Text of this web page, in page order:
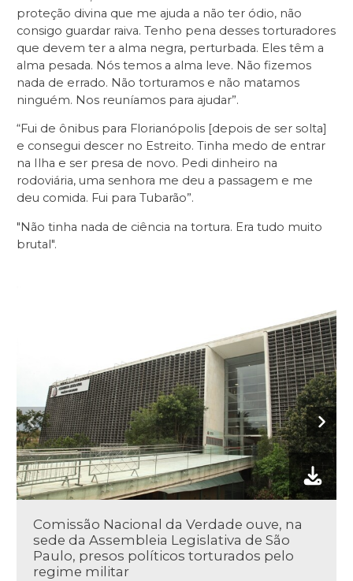
proteção divina que me ajuda a não ter ódio, não
consigo guardar raiva. Tenho pena desses torturadores
que devem ter a alma negra, perturbada. Eles têm a
alma pesada. Nós temos a alma leve. Não fizemos
nada de errado. Não torturamos e não matamos
ninguém. Nos reuníamos para ajudar”.
“Fui de ônibus para Florianópolis [depois de ser solta]
e consegui descer no Estreito. Tinha medo de entrar
na Ilha e ser presa de novo. Pedi dinheiro na
rodoviária, uma senhora me deu a passagem e me
deu comida. Fui para Tubarão”.
"Não tinha nada de ciência na tortura. Era tudo muito
brutal".
Comissão Nacional da Verdade ouve, na
sede da Assembleia Legislativa de São
Paulo, presos políticos torturados pelo
regime militar